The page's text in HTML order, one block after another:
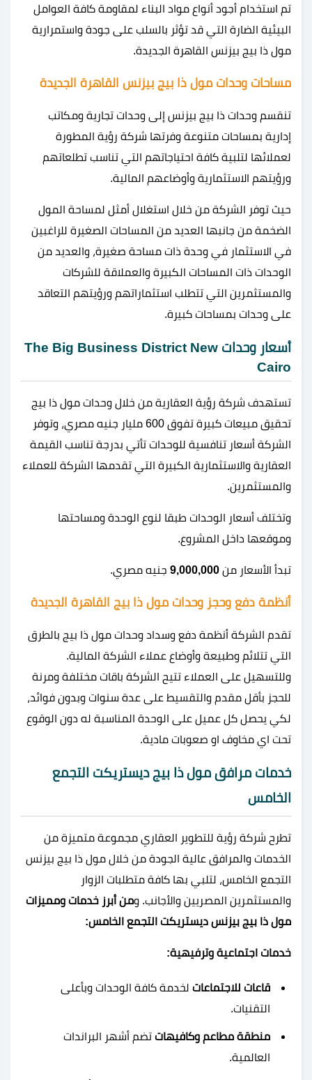
تم استخدام أجود أنواع مواد البناء لمقاومة كافة العوامل
البيئية الضارة التي قد تؤثر بالسلب على جودة واستمرارية
مول ذا بيج بيزنس القاهرة الجديدة.
مساحات وحدات مول ذا بيج بيزنس القاهرة الجديدة
تنقسم وحدات ذا بيج بيزنس إلى وحدات تجارية ومكاتب
إدارية بمساحات متنوعة وفرتها شركة رؤية المطورة
لعملائها لتلبية كافة احتياجاتهم التي تناسب تطلعاتهم
ورؤيتهم الاستثمارية وأوضاعهم المالية.
حيث توفر الشركة من خلال استغلال أمثل لمساحة المول
الضخمة من جانبها العديد من المساحات الصغيرة للراغبين
في الاستثمار في وحدة ذات مساحة صغيرة، والعديد من
الوحدات ذات المساحات الكبيرة والعملاقة للشركات
والمستثمرين التي تتطلب استثماراتهم ورؤيتهم التعاقد
على وحدات بمساحات كبيرة.
أسعار وحدات The Big Business District New
Cairo
تستهدف شركة رؤية العقارية من خلال وحدات مول ذا بيج
تحقيق مبيعات كبيرة تفوق 600 مليار جنيه مصري، وتوفر
الشركة أسعار تنافسية للوحدات تأتي بدرجة تناسب القيمة
العقارية والاستثمارية الكبيرة التي تقدمها الشركة للعملاء
والمستثمرين.
وتختلف أسعار الوحدات طبقا لنوع الوحدة ومساحتها
وموقعها داخل المشروع.
تبدأ الأسعار من 9,000,000 جنيه مصري.
أنظمة دفع وحجز وحدات مول ذا بيج القاهرة الجديدة
تقدم الشركة أنظمة دفع وسداد وحدات مول ذا بيج بالطرق
التي تتلائم وطبيعة وأوضاع عملاء الشركة المالية.
وللتسهيل على العملاء تتيح الشركة باقات مختلفة ومرنة
للحجز بأقل مقدم والتقسيط على عدة سنوات وبدون فوائد،
لكي يحصل كل عميل على الوحدة المناسبة له دون الوقوع
تحت اي مخاوف او صعوبات مادية.
خدمات مرافق مول ذا بيج ديستريكت التجمع
الخامس
تطرح شركة رؤية للتطوير العقاري مجموعة متميزة من
الخدمات والمرافق عالية الجودة من خلال مول ذا بيج بيزنس
التجمع الخامس، لتلبي بها كافة متطلبات الزوار
والمستثمرين المصريين والأجانب. ومن أبرز خدمات ومميزات
مول ذا بيج بيزنس ديستريكت التجمع الخامس:
خدمات اجتماعية وترفيهية:
قاعات للاجتماعات لخدمة كافة الوحدات وبأعلى
التقنيات.
منطقة مطاعم وكافيهات تضم أشهر البراندات
العالمية.